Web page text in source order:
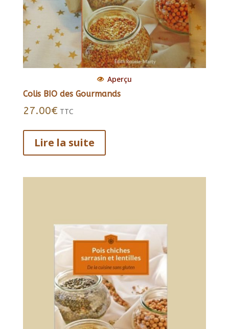
Aperçu
Colis BIO des Gourmands
27.00€ TTC
Lire la suite